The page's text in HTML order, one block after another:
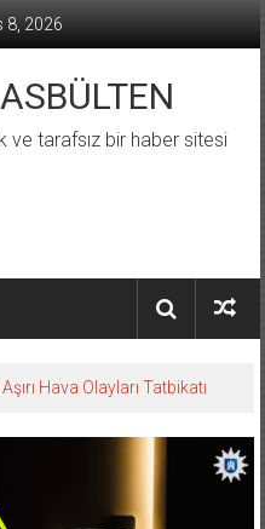
8, 2026
ASBÜLTEN
ve tarafsız bir haber sitesi
Hava Olayları Tatbikatı